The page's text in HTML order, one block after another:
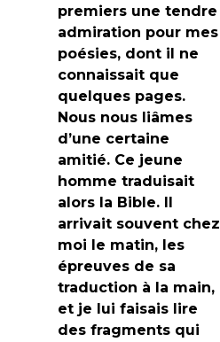
premiers une tendre
admiration pour mes
poésies, dont il ne
connaissait que
quelques pages.
Nous nous liâmes
d’une certaine
amitié. Ce jeune
homme traduisait
alors la Bible. Il
arrivait souvent chez
moi le matin, les
épreuves de sa
traduction à la main,
et je lui faisais lire
des fragments qui